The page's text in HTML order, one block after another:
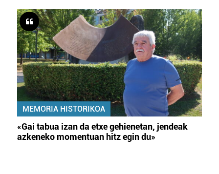
MEMORIA HISTORIKOA
«Gai tabua izan da etxe gehienetan, jendeak
azkeneko momentuan hitz egin du»